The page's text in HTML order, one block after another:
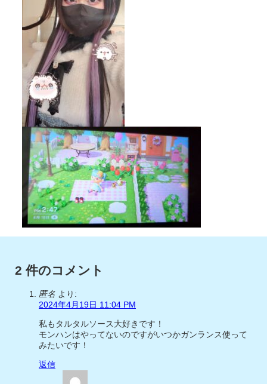
2 件のコメント
匿名 より:
2024年4月19日 11:04 PM
私もタルタルソース大好きです！
モンハンはやってないのですがいつかガンランス使って
みたいです！
返信